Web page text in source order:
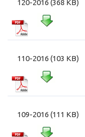
120-2016 (368 KB)
110-2016 (103 KB)
109-2016 (111 KB)